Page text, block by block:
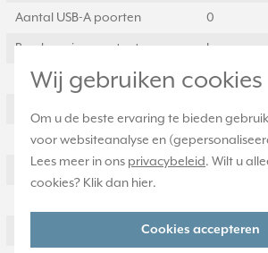
Wij gebruiken cookies
Om u de beste ervaring te bieden
voor websiteanalyse en
Lees meer in ons privacybeleid. Wilt u
cookies? Klik dan hier.
Cookies accepteren
Aantal USB-A poorten 0
Beschermingscontact Ja
Tekstveld/beschrijvingsvlak Nee
Materiaalkwaliteit Duroplast
Stekkerstand gedraaid Nee
Foutstroombeveiliging Nee